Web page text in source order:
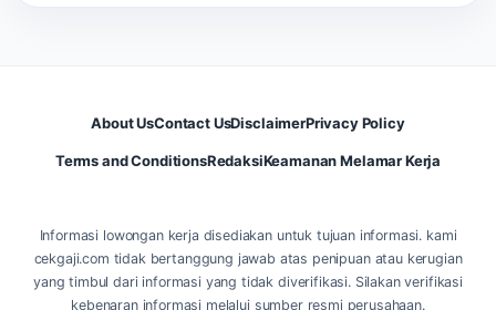
About UsContact UsDisclaimerPrivacy Policy
Terms and ConditionsRedaksiKeamanan Melamar Kerja
Informasi lowongan kerja disediakan untuk tujuan informasi. kami
cekgaji.com tidak bertanggung jawab atas penipuan atau kerugian
yang timbul dari informasi yang tidak diverifikasi. Silakan verifikasi
kebenaran informasi melalui sumber resmi perusahaan.